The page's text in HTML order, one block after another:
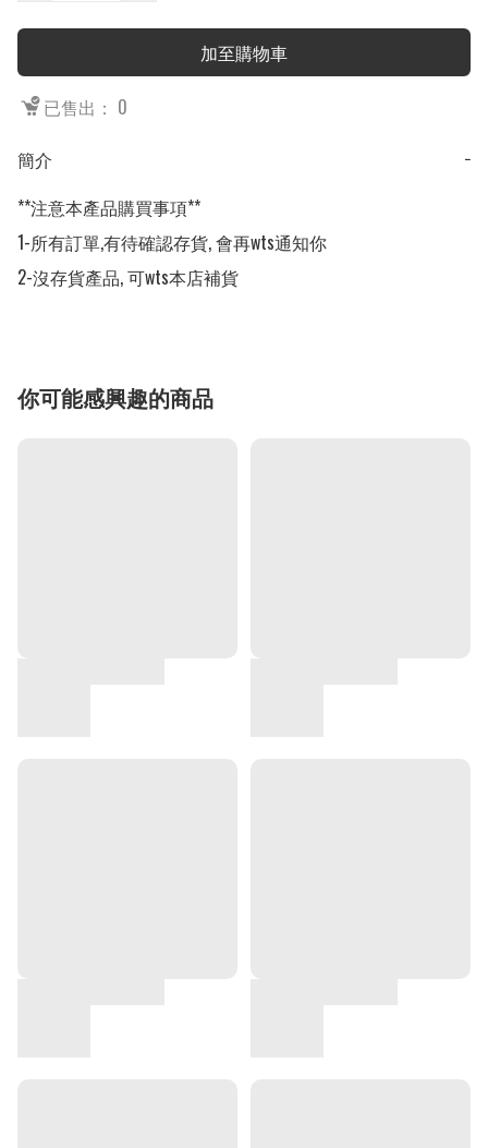
加至購物車
已售出： 0
簡介
−
**注意本產品購買事項**
1-所有訂單,有待確認存貨, 會再wts通知你
2-沒存貨產品, 可wts本店補貨
你可能感興趣的商品